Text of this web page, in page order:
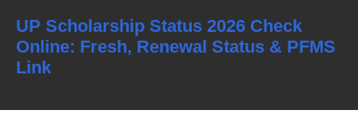
UP Scholarship Status 2026 Check
Online: Fresh, Renewal Status & PFMS
Link